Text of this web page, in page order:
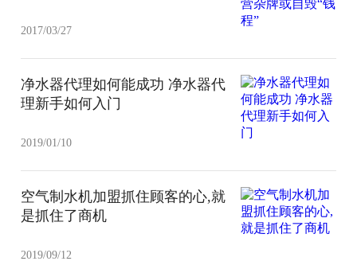
2017/03/27
净水器代理如何能成功 净水器代
理新手如何入门
2019/01/10
空气制水机加盟抓住顾客的心,就
是抓住了商机
2019/09/12